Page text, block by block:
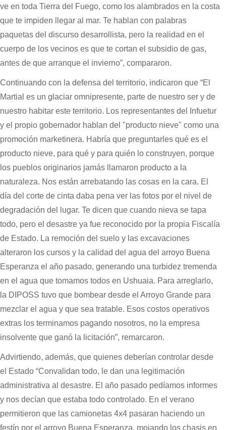
ve en toda Tierra del Fuego, como los alambrados en la costa
que te impiden llegar al mar. Te hablan con palabras
paquetas del discurso desarrollista, pero la realidad en el
cuerpo de los vecinos es que te cortan el subsidio de gas,
antes de que arranque el invierno”, compararon.
Continuando con la defensa del territorio, indicaron que “El
Martial es un glaciar omnipresente, parte de nuestro ser y de
nuestro habitar este territorio. Los representantes del Infuetur
y el propio gobernador hablan del "producto nieve" como una
promoción marketinera. Habría que preguntarles qué es el
producto nieve, para qué y para quién lo construyen, porque
los pueblos originarios jamás llamaron producto a la
naturaleza. Nos están arrebatando las cosas en la cara. El
día del corte de cinta daba pena ver las fotos por el nivel de
degradación del lugar. Te dicen que cuando nieva se tapa
todo, pero el desastre ya fue reconocido por la propia Fiscalía
de Estado. La remoción del suelo y las excavaciones
alteraron los cursos y la calidad del agua del arroyo Buena
Esperanza el año pasado, generando una turbidez tremenda
en el agua que tomamos todos en Ushuaia. Para arreglarlo,
la DIPOSS tuvo que bombear desde el Arroyo Grande para
mezclar el agua y que sea tratable. Esos costos operativos
extras los terminamos pagando nosotros, no la empresa
insolvente que ganó la licitación”, remarcaron.
Advirtiendo, además, que quienes deberían controlar desde
el Estado “Convalidan todo, le dan una legitimación
administrativa al desastre. El año pasado pedíamos informes
y nos decían que estaba todo controlado. En el verano
permitieron que las camionetas 4x4 pasaran haciendo un
festín por el arroyo Buena Esperanza, mojando los chasis en